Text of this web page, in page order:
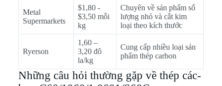
Metal
Supermarkets
$1,80 -
$3,50 mỗi
kg
Chuyên về sản phẩm số
lượng nhỏ và cắt kim
loại theo kích thước
Ryerson
1,60 –
3,20 đô
la/kg
Cung cấp nhiều loại sản
phẩm thép carbon
Những câu hỏi thường gặp về thép các-